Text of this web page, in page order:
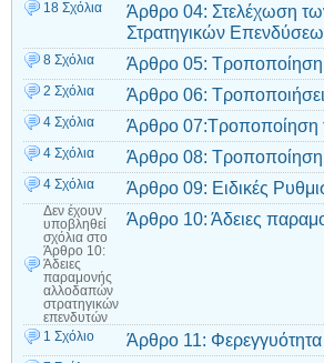
18 Σχόλια
Άρθρο 04: Στελέχωση
Στρατηγικών
8 Σχόλια Άρθρο 05: Τροποποίηση
2 Σχόλια Άρθρο 06:
4 Σχόλια Άρθρο 07:Τροποποίηση
4 Σχόλια Άρθρο 08:
4 Σχόλια Άρθρο 09: Ειδικές
Δεν έχουν
υποβληθεί
σχόλια στο
Άρθρο 10:
Άδειες
παραμονής
αλλοδαπών
στρατηγικών
επενδυτών
Άρθρο 10: Άδειες
1 Σχόλιο Άρθρο 11: